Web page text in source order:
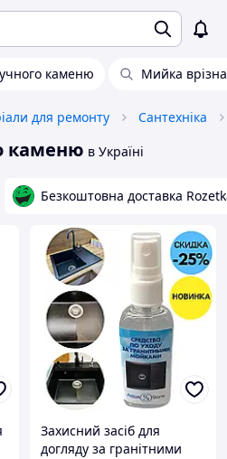
каменю Мийка
для ремонту Сантехніка
каменю в Україні
Безкоштовна доставка
Захисний засіб для
догляду за гранітними